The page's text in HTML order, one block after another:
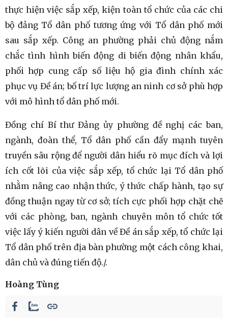
thực hiện việc sắp xếp, kiện toàn tổ chức của các chi
bộ đảng Tổ dân phố tương ứng với Tổ dân phố mới
sau sắp xếp. Công an phường phải chủ động nắm
chắc tình hình biến động di biến động nhân khẩu,
phối hợp cung cấp số liệu hộ gia đình chính xác
phục vụ Đề án; bố trí lực lượng an ninh cơ sở phù hợp
với mô hình tổ dân phố mới.
Đồng chí Bí thư Đảng ủy phường đề nghị các ban,
ngành, đoàn thể, Tổ dân phố cần đẩy mạnh tuyên
truyền sâu rộng để người dân hiểu rõ mục đích và lợi
ích cốt lõi của việc sắp xếp, tổ chức lại Tổ dân phố
nhằm nâng cao nhận thức, ý thức chấp hành, tạo sự
đồng thuận ngay từ cơ sở; tích cực phối hợp chặt chẽ
với các phòng, ban, ngành chuyên môn tổ chức tốt
việc lấy ý kiến người dân về Đề án sắp xếp, tổ chức lại
Tổ dân phố trên địa bàn phường một cách công khai,
dân chủ và đúng tiến độ./.
Hoàng Tùng